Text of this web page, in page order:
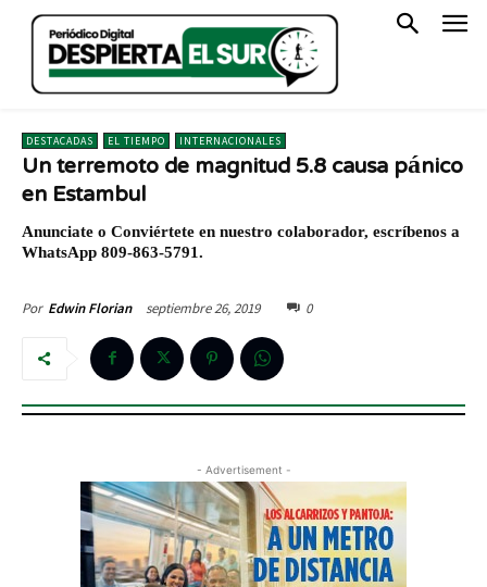
DESTACADAS EL TIEMPO INTERNACIONALES
Un terremoto de magnitud 5.8 causa pánico
en Estambul
Anunciate o Conviértete en nuestro colaborador, escríbenos a
WhatsApp 809-863-5791.
Por Edwin Florian septiembre 26, 2019 0
- Advertisement -